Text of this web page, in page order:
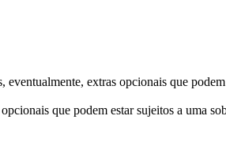
extras opcionais que
que podem estar sujeitos a uma